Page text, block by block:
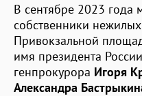
В сентябре 2023 года
собственники
Привокзальной
имя президента России
генпрокурора Игоря
Александра